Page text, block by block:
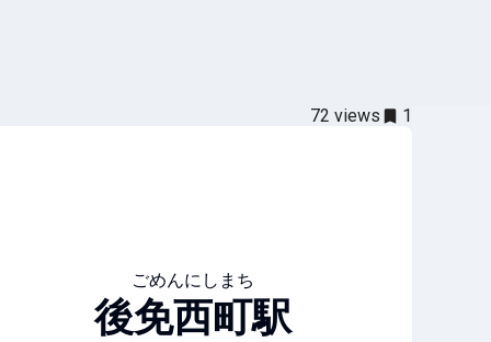
72 views 1
ごめんにしまち
後免西町駅